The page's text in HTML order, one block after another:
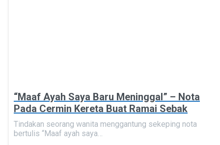
“Maaf Ayah Saya Baru Meninggal” – Nota
Pada Cermin Kereta Buat Ramai Sebak
Tindakan seorang wanita menggantung sekeping nota
bertulis “Maaf ayah saya…